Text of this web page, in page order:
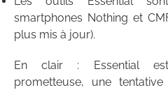
smartphones Nothing et
plus mis à jour).
En clair : Essential est
prometteuse, une